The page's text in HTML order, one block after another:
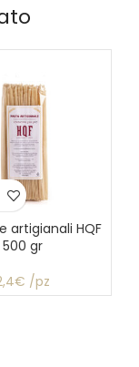
artigianali HQF
500 gr
/pz